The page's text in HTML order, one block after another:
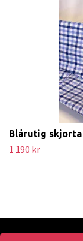
Blårutig skjorta
1 190 kr